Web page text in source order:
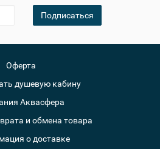
Подписаться
Оферта
душевую кабину
Аквасфера
и обмена товара
о доставке